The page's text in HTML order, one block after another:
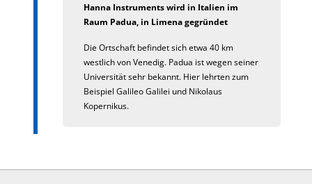
Hanna Instruments wird in Italien im
Raum Padua, in Limena gegründet
Die Ortschaft befindet sich etwa 40 km
westlich von Venedig. Padua ist wegen seiner
Universität sehr bekannt. Hier lehrten zum
Beispiel Galileo Galilei und Nikolaus
Kopernikus.